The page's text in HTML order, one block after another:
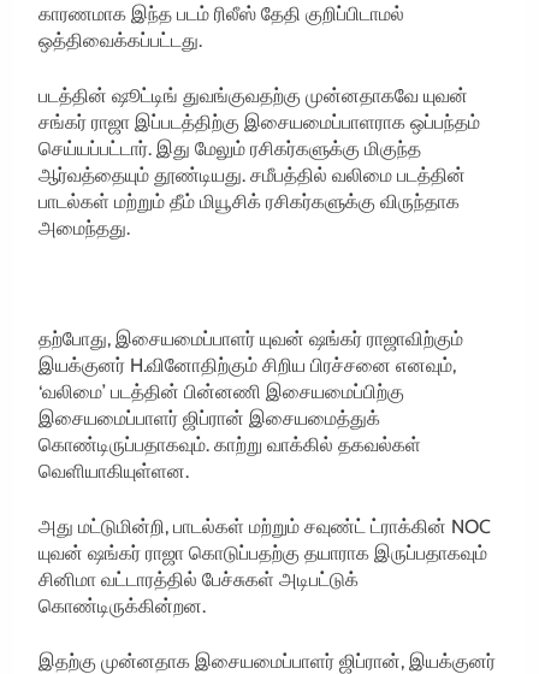
காரணமாக இந்த படம் ரிலீஸ் தேதி குறிப்பிடாமல்
ஒத்திவைக்கப்பட்டது.
படத்தின் ஷூட்டிங் துவங்குவதற்கு முன்னதாகவே யுவன்
சங்கர் ராஜா இப்படத்திற்கு இசையமைப்பாளராக ஒப்பந்தம்
செய்யப்பட்டார். இது மேலும் ரசிகர்களுக்கு மிகுந்த
ஆர்வத்தையும் தூண்டியது. சமீபத்தில் வலிமை படத்தின்
பாடல்கள் மற்றும் தீம் மியூசிக் ரசிகர்களுக்கு விருந்தாக
அமைந்தது.
தற்போது, இசையமைப்பாளர் யுவன் ஷங்கர் ராஜாவிற்கும்
இயக்குனர் H.வினோதிற்கும் சிறிய பிரச்சனை எனவும்,
‘வலிமை’ படத்தின் பின்னணி இசையமைப்பிற்கு
இசையமைப்பாளர் ஜிப்ரான் இசையமைத்துக்
கொண்டிருப்பதாகவும். காற்று வாக்கில் தகவல்கள்
வெளியாகியுள்ளன.
அது மட்டுமின்றி, பாடல்கள் மற்றும் சவுண்ட் ட்ராக்கின் NOC
யுவன் ஷங்கர் ராஜா கொடுப்பதற்கு தயாராக இருப்பதாகவும்
சினிமா வட்டாரத்தில் பேச்சுகள் அடிபட்டுக்
கொண்டிருக்கின்றன.
இதற்கு முன்னதாக இசையமைப்பாளர் ஜிப்ரான், இயக்குனர்